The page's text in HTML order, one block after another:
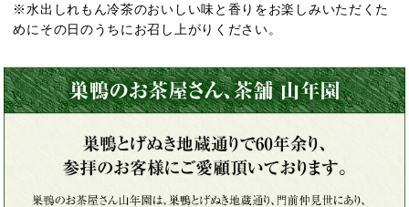
※水出しれもん冷茶のおいしい味と香りをお楽しみいただくた
めにその日のうちにお召し上がりください。